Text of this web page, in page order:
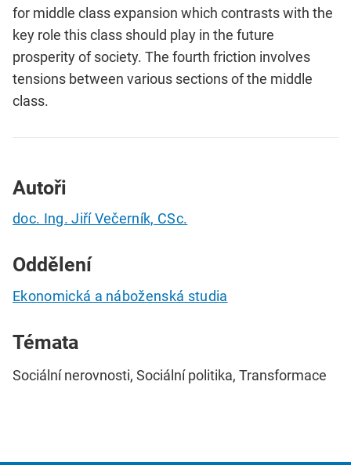
for middle class expansion which contrasts with the
key role this class should play in the future
prosperity of society. The fourth friction involves
tensions between various sections of the middle
class.
Autoři
doc. Ing. Jiří Večerník, CSc.
Oddělení
Ekonomická a náboženská studia
Témata
Sociální nerovnosti, Sociální politika, Transformace